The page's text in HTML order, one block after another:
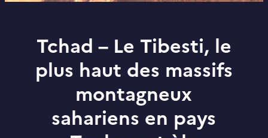
Tchad – Le Tibesti, le
plus haut des massifs
montagneux
sahariens en pays